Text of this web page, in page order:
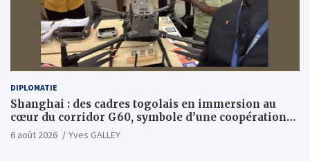
DIPLOMATIE
Shanghai : des cadres togolais en immersion au
cœur du corridor G60, symbole d’une coopération
sino-togolaise axée sur l’excellence et le leadership
6 août 2026 Yves GALLEY